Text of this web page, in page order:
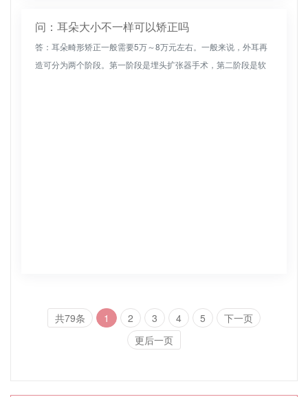
问：耳朵大小不一样可以矫正吗
答：耳朵畸形矫正一般需要5万～8万元左右。一般来说，外耳再
造可分为两个阶段。第一阶段是埋头扩张器手术，第二阶段是软
共79条 1 2 3 4 5
下一页
更后一页